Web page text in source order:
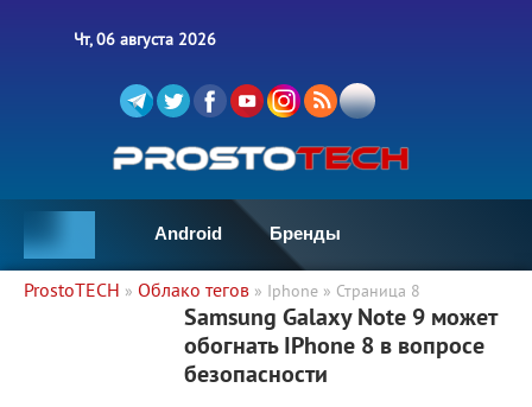
Чт, 06 августа 2026
Android Бренды
ProstoTECH » Облако тегов » Iphone » Страница 8
13 902 0
Samsung Galaxy Note 9 может
обогнать IPhone 8 в вопросе
безопасности